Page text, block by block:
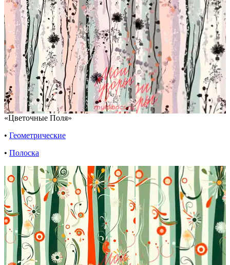
«Цветочные Поля»
• Геометрические
• Полоска